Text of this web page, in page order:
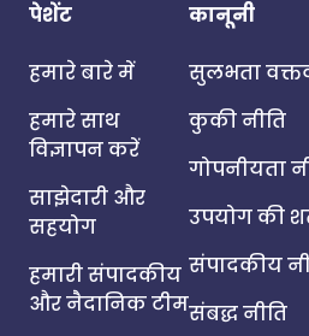
पेशेंट
हमारे बारे में
हमारे साथ
विज्ञापन करें
साझेदारी और
सहयोग
हमारी संपादकीय
और नैदानिक टीम
कानूनी
सुलभता
कुकी नीति
गोपनीयता
उपयोग की
संपादकीय
संबद्ध नीति